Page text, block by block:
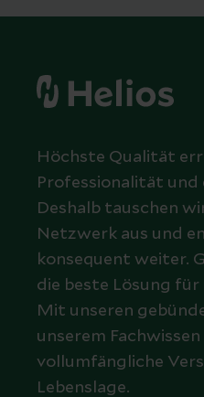
Höchste Qualität
Professionalität und
Deshalb tauschen
Netzwerk aus und
konsequent weiter.
die beste Lösung für
Mit unseren
unserem
vollumfängliche
Lebenslage.